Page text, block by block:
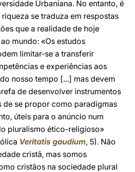
Urbaniana. No entanto, é
se traduza em respostas
que a realidade de hoje
mundo: «Os estudos
limitar-se a transferir
e experiências aos
nosso tempo [...] mas devem
de desenvolver instrumentos
de se propor como paradigmas
úteis para o anúncio num
pluralismo ético-religioso»
Veritatis gaudium, 5). Não
cristã, mas somos
cristãos na sociedade plural